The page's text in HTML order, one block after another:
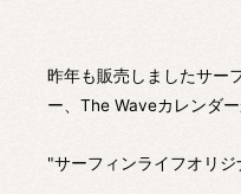
昨年も販売しましたサー
ー、The Waveカレンダー
"サーフィンライフオリ